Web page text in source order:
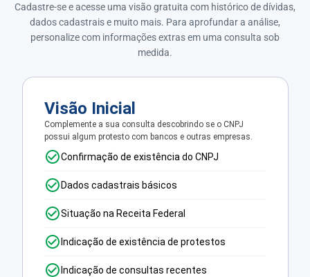
Cadastre-se e acesse uma visão gratuita com histórico de dívidas,
dados cadastrais e muito mais. Para aprofundar a análise,
personalize com informações extras em uma consulta sob
medida.
Visão Inicial
Complemente a sua consulta descobrindo se o CNPJ
possui algum protesto com bancos e outras empresas.
Confirmação de existência do CNPJ
Dados cadastrais básicos
Situação na Receita Federal
Indicação de existência de protestos
Indicação de consultas recentes